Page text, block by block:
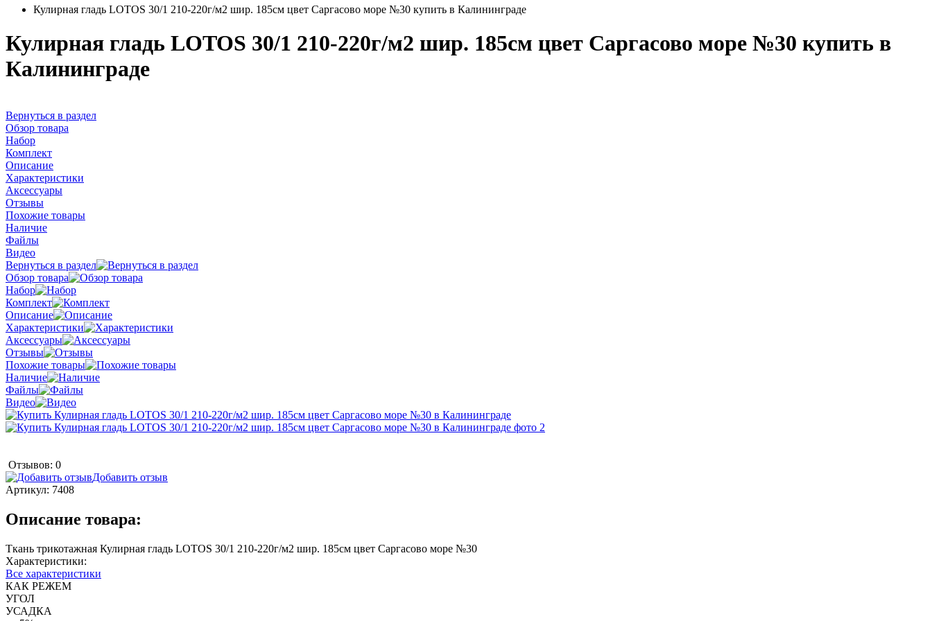
Кулирная гладь LOTOS 30/1 210-220г/м2 шир. 185см цвет Саргасово море №30 купить в Калининграде
Кулирная гладь LOTOS 30/1 210-220г/м2 шир. 185см цвет Саргасово море №30 купить в
Калининграде
Вернуться в раздел
Обзор товара
Набор
Комплект
Описание
Характеристики
Аксессуары
Отзывы
Похожие товары
Наличие
Файлы
Видео
Вернуться в раздел
Обзор товара
Набор
Комплект
Описание
Характеристики
Аксессуары
Отзывы
Похожие товары
Наличие
Файлы
Видео
Отзывов: 0
Добавить отзыв
Артикул: 7408
Описание товара:
Ткань трикотажная Кулирная гладь LOTOS 30/1 210-220г/м2 шир. 185см цвет Саргасово море №30
Характеристики:
Все характеристики
КАК РЕЖЕМ
УГОЛ
УСАДКА